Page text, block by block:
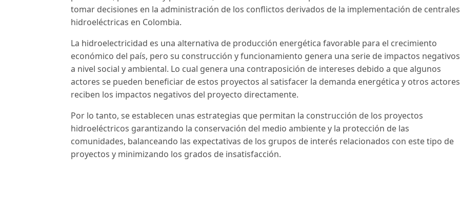
tomar decisiones en la administración de los conflictos derivados de la implementación de centrales
hidroeléctricas en Colombia.
La hidroelectricidad es una alternativa de producción energética favorable para el crecimiento
económico del país, pero su construcción y funcionamiento genera una serie de impactos negativos
a nivel social y ambiental. Lo cual genera una contraposición de intereses debido a que algunos
actores se pueden beneficiar de estos proyectos al satisfacer la demanda energética y otros actores
reciben los impactos negativos del proyecto directamente.
Por lo tanto, se establecen unas estrategias que permitan la construcción de los proyectos
hidroeléctricos garantizando la conservación del medio ambiente y la protección de las
comunidades, balanceando las expectativas de los grupos de interés relacionados con este tipo de
proyectos y minimizando los grados de insatisfacción.